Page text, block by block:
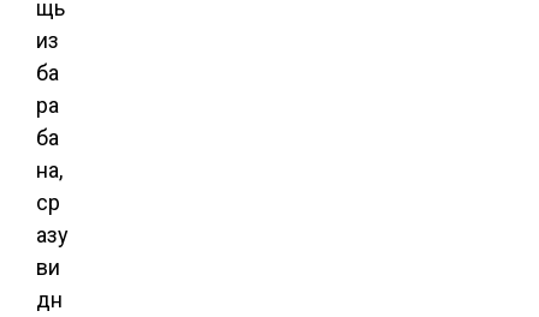
щь
из
ба
ра
ба
на,
ср
азу
ви
дн